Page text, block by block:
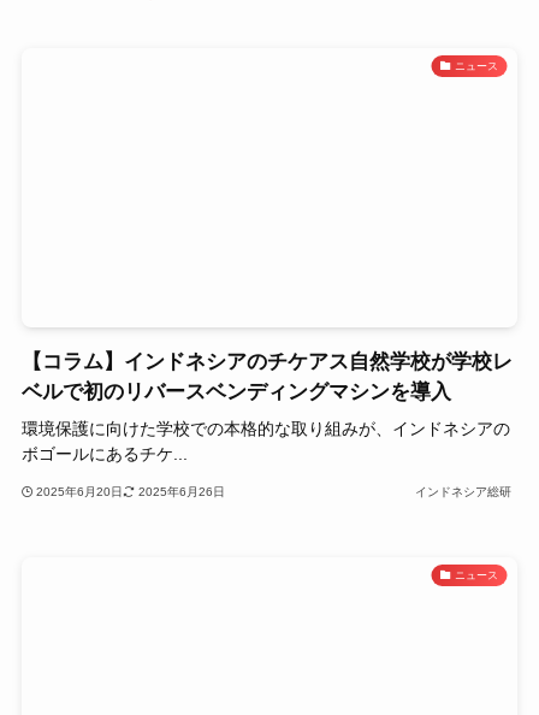
ニュース
【コラム】インドネシアのチケアス自然学校が学校レ
ベルで初のリバースベンディングマシンを導入
環境保護に向けた学校での本格的な取り組みが、インドネシアの
ボゴールにあるチケ...
2025年6月20日 2025年6月26日 インドネシア総研
ニュース